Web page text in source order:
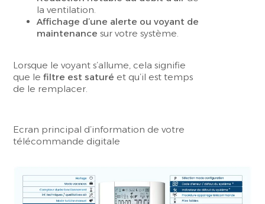
la ventilation.
Affichage d’une alerte ou voyant de
maintenance sur votre système.
Lorsque le voyant s’allume, cela signifie
que lefiltre est saturé et qu’il est temps
de le remplacer.
Ecran principal d’information de votre
télécommande digitale